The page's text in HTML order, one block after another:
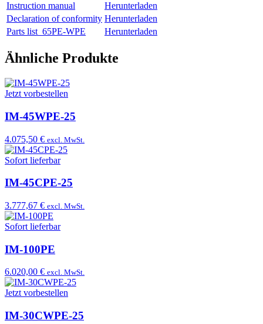
Instruction manual
Herunterladen
Declaration of conformity Herunterladen
Parts list_65PE-WPE
Herunterladen
Ähnliche Produkte
Jetzt vorbestellen
IM-45WPE-25
4.075,50 € excl. MwSt.
Sofort lieferbar
IM-45CPE-25
3.777,67 € excl. MwSt.
Sofort lieferbar
IM-100PE
6.020,00 € excl. MwSt.
Jetzt vorbestellen
IM-30CWPE-25